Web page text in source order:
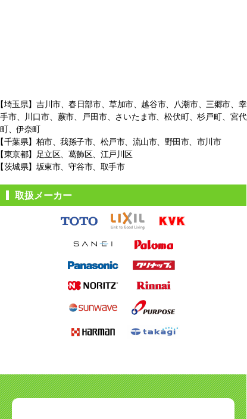
埼玉県】吉川市、春日部市、草加市、越谷市、八潮市、三郷市、幸
手市、
川口市、蕨市、戸田市、さいたま市、松伏町、杉戸町、宮代
町、伊奈町
千葉県】柏市、我孫子市、松戸市、 流山市、野田市、市川市
東京都】足立区、葛飾区、江戸川区
茨城県】坂東市、守谷市、取手市
取扱メーカー